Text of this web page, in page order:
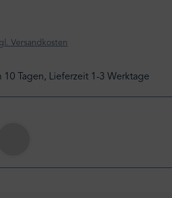
Versandkosten
10 Tagen, Lieferzeit 1-3 Werktage